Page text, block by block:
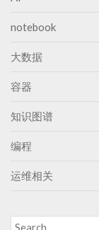
notebook
大数据
容器
知识图谱
编程
运维相关
Search